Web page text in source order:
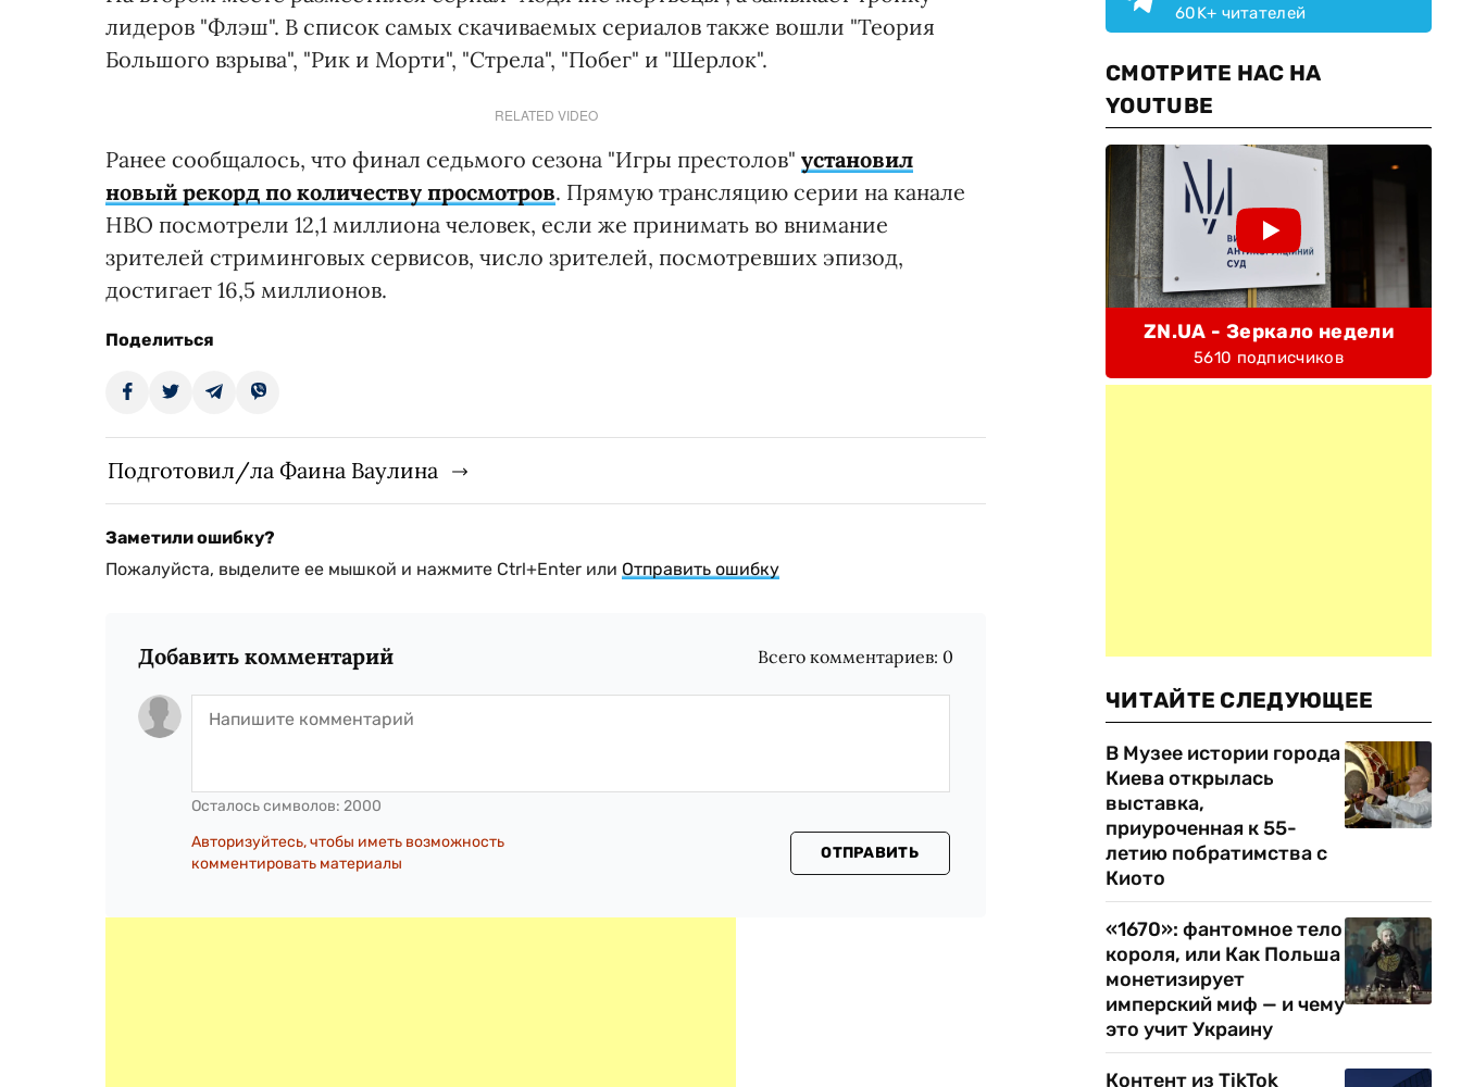
лидеров "Флэш". В список самых скачиваемых сериалов также вошли "Теория
Большого взрыва", "Рик и Морти", "Стрела", "Побег" и "Шерлок".
RELATED VIDEO
Ранее сообщалось, что финал седьмого сезона "Игры престолов" установил
новый рекорд по количеству просмотров. Прямую трансляцию серии на канале
НВО посмотрели 12,1 миллиона человек, если же принимать во внимание
зрителей стриминговых сервисов, число зрителей, посмотревших эпизод,
достигает 16,5 миллионов.
Поделиться
Подготовил/ла Фаина Ваулина
Заметили ошибку?
Пожалуйста, выделите ее мышкой и нажмите Ctrl+Enter или Отправить ошибку
Добавить комментарий Всего комментариев: 0
Осталось символов: 2000
Авторизуйтесь, чтобы иметь возможность
комментировать материалы
ОТПРАВИТЬ
60K+ читателей
СМОТРИТЕ НАС НА
YOUTUBE
ZN.UA - Зеркало недели
5610 подписчиков
ЧИТАЙТЕ СЛЕДУЮЩЕЕ
В Музее истории города
Киева открылась
выставка,
приуроченная к 55-
летию побратимства с
Киото
«1670»: фантомное тело
короля, или Как Польша
монетизирует
имперский миф — и чему
это учит Украину
Контент из TikTok